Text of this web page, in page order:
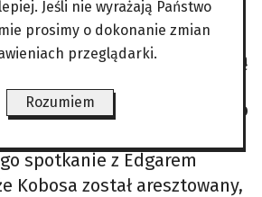
cudzoziemców na
przesłuchania Pali
że jego zeznania pomogą
do postawionych celów.
w kwietniu 2023 roku Jakub
starania, aby
spotkanie z Edgarem
Kobosa został aresztowany,
Jeśli nie wyrażają Państwo
prosimy o dokonanie zmian
przeglądarki.
Rozumiem